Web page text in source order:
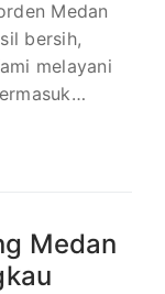
Medan
bersih,
melayani
Medan